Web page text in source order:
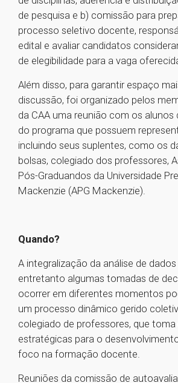
de pesquisa e b) comissão para
processo seletivo docente,
edital e avaliar candidatos
de elegibilidade para a vaga
Além disso, para garantir espaço
discussão, foi organizado pelos
da CAA uma reunião com os alunos
do programa que possuem
incluindo seus suplentes, como os
bolsas, colegiado dos professores,
Pós-Graduandos da Universidade
Mackenzie (APG Mackenzie).
Quando?
A integralização da análise de dados
entretanto algumas tomadas de
ocorrer em diferentes momentos
um processo dinâmico gerido
colegiado de professores, que toma
estratégicas para o
foco na formação docente.
Reuniões da comissão de